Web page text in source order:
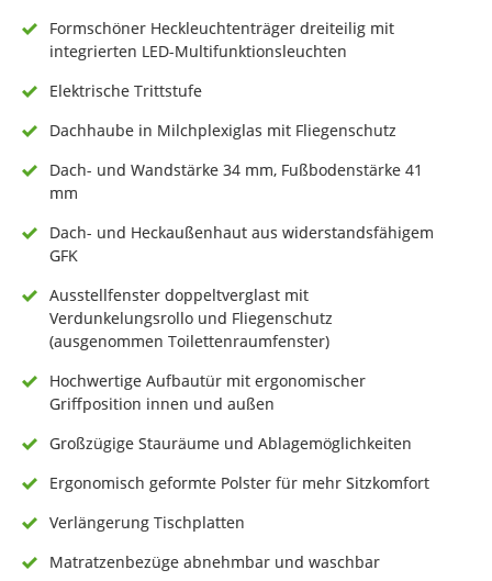
Formschöner Heckleuchtenträger dreiteilig mit
integrierten LED-Multifunktionsleuchten
Elektrische Trittstufe
Dachhaube in Milchplexiglas mit Fliegenschutz
Dach- und Wandstärke 34 mm, Fußbodenstärke 41
mm
Dach- und Heckaußenhaut aus widerstandsfähigem
GFK
Ausstellfenster doppeltverglast mit
Verdunkelungsrollo und Fliegenschutz
(ausgenommen Toilettenraumfenster)
Hochwertige Aufbautür mit ergonomischer
Griffposition innen und außen
Großzügige Stauräume und Ablagemöglichkeiten
Ergonomisch geformte Polster für mehr Sitzkomfort
Verlängerung Tischplatten
Matratzenbezüge abnehmbar und waschbar